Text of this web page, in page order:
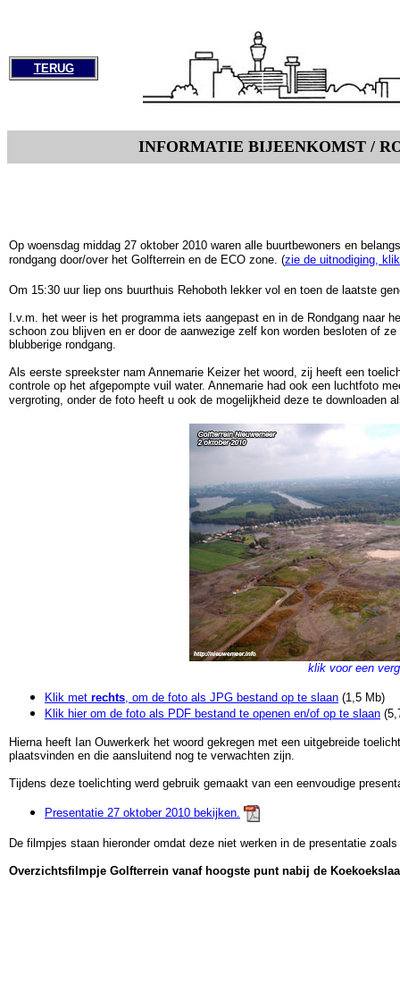
TERUG
INFORMATIE BIJEENKOMST /
Op woensdag middag 27 oktober 2010 waren alle buurtbewoners en
rondgang door/over het Golfterrein en de ECO zone. (zie de uitnodiging,
Om 15:30 uur liep ons buurthuis Rehoboth lekker vol en toen de laatste
I.v.m. het weer is het programma iets aangepast en in de Rondgang naar
schoon zou blijven en er door de aanwezige zelf kon worden besloten of
blubberige rondgang.
Als eerste spreekster nam Annemarie Keizer het woord, zij heeft een
controle op het afgepompte vuil water. Annemarie had ook een luchtfoto
vergroting, onder de foto heeft u ook de mogelijkheid deze te downloaden
klik voor een
Klik met rechts, om de foto als JPG bestand op te slaan (1,5 Mb)
Klik hier om de foto als PDF bestand te openen en/of op te slaan
Hierna heeft Ian Ouwerkerk het woord gekregen met een uitgebreide
plaatsvinden en die aansluitend nog te verwachten zijn.
Tijdens deze toelichting werd gebruik gemaakt van een eenvoudige
Presentatie 27 oktober 2010 bekijken.
De filmpjes staan hieronder omdat deze niet werken in de presentatie
Overzichtsfilmpje Golfterrein vanaf hoogste punt nabij de